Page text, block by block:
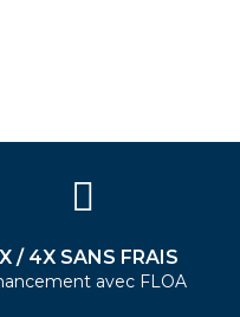
/ 4X SANS FRAIS
avec FLOA